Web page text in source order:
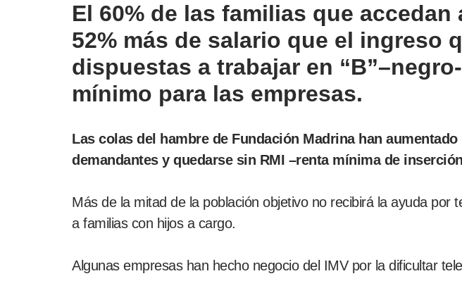
El 60% de las familias que
52% más de salario que el ingreso
dispuestas a trabajar en
mínimo para las empresas.
Las colas del hambre de Fundación Madrina han
demandantes y quedarse sin RMI –renta mínima de
Más de la mitad de la población objetivo no recibirá la ayuda
a familias con hijos a cargo.
Algunas empresas han hecho negocio del IMV por la dificultar